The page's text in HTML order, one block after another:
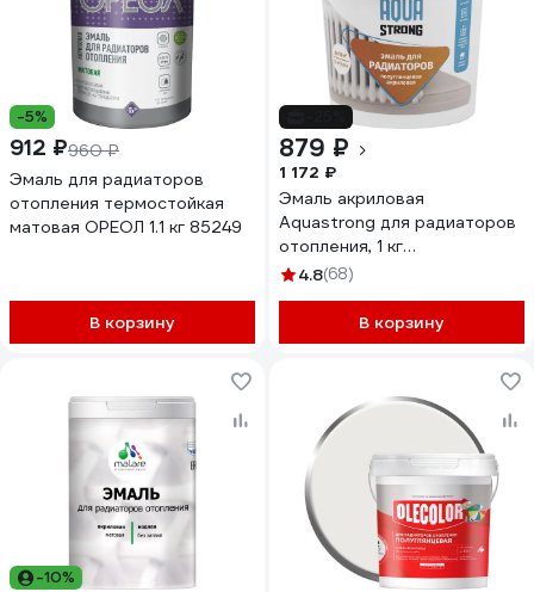
-5%
912 ₽960 ₽
Эмаль для радиаторов
отопления термостойкая
матовая ОРЕОЛ 1.1 кг 85249
В корзину
879 ₽
1 172 ₽
Эмаль акриловая
Aquastrong для радиаторов
отопления, 1 кг
4607130861653
4.8(68)
В корзину
-10%